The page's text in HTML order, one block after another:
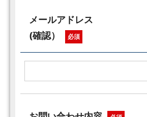
メールアドレス
(確認）
必須